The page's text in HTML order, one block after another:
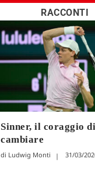
RACCONTI
Sinner, il coraggio di
cambiare
Ludwig Monti 31/03/